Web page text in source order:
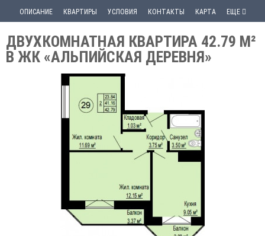
ОПИСАНИЕ КВАРТИРЫ УСЛОВИЯ КОНТАКТЫ КАРТА ЕЩЕ
ДВУХКОМНАТНАЯ КВАРТИРА 42.79 М²
В ЖК «АЛЬПИЙСКАЯ ДЕРЕВНЯ»